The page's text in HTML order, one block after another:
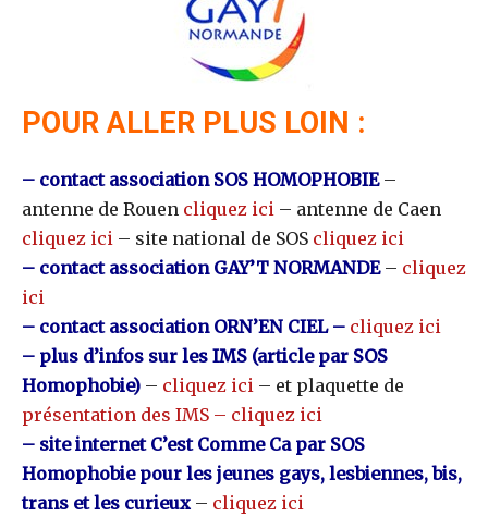
POUR ALLER PLUS LOIN :
– contact association SOS HOMOPHOBIE–
antenne de Rouen cliquez ici – antenne de Caen
cliquez ici – site national de SOS cliquez ici
– contact association GAY’T NORMANDE– cliquez
ici
– contact association ORN’EN CIEL – cliquez ici
– plus d’infos sur les IMS (article par SOS
Homophobie) – cliquez ici – et plaquette de
présentation des IMS – cliquez ici
– site internet C’est Comme Ca par SOS
Homophobie pour les jeunes gays, lesbiennes, bis,
trans et les curieux – cliquez ici